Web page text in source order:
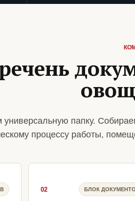
папку.
процессу работы,
02 БЛОК